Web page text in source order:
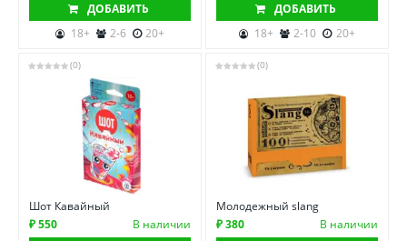
ДОБАВИТЬ
18+
2-6 20+
ДОБАВИТЬ
18+
2-10 20+
(0)
Шот Кавайный
₽ 550
В наличии
(0)
Молодежный slang
₽ 380
В наличии